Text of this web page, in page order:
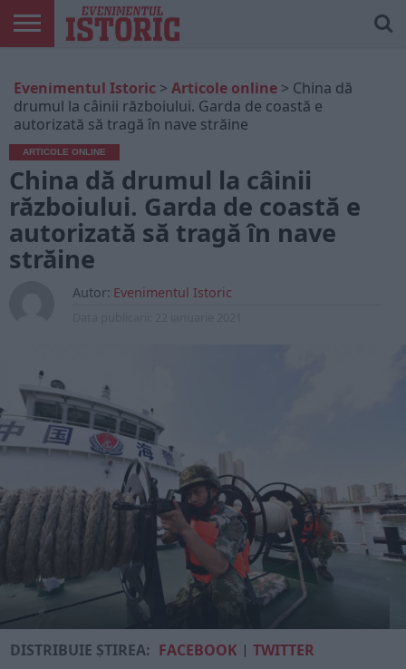
ONLINE
EDIȚII
TIPĂRITE
ISTORIC
PLAY
CONTUL
MEU
Evenimentul Istoric > Articole online > China dă
drumul la câinii războiului. Garda de coastă e
autorizată să tragă în nave străine
ARTICOLE ONLINE
China dă drumul la câinii
războiului. Garda de coastă e
autorizată să tragă în nave
străine
Autor: Evenimentul Istoric
DISTRIBUIE ȘTIREA: FACEBOOK |TWITTER